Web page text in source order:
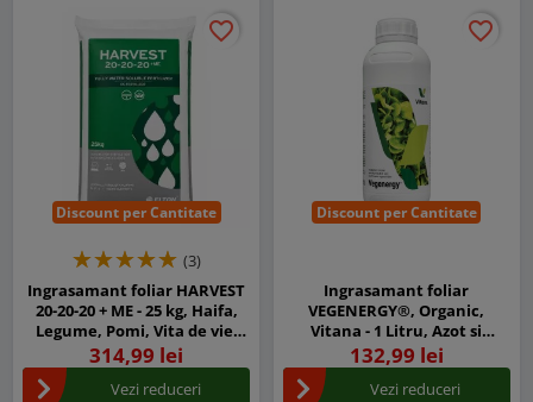
Discount per Cantitate
favorite_border
favorite_border
(3)
Ingrasamant foliar HARVEST
20-20-20 + ME - 25 kg, Haifa,
Legume, Pomi, Vita de vie,
Porumb, Cereale, Floarea
soarelui, Rapita
314,99 lei
Vezi reduceri
Discount per Cantitate
favorite_border
favorite_border
Ingrasamant foliar
VEGENERGY®, Organic,
Vitana - 1 Litru, Azot si
Aminoacizi vegetali liberi
132,99 lei
Vezi reduceri